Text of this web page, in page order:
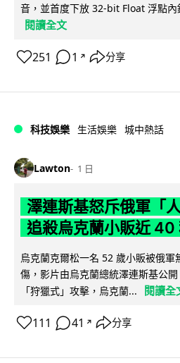
音，並首度下放 32-bit Float 浮點
閱讀全文
251 1 ↗ 分享
科技娛樂 生活娛樂 城中熱話
Lawton 1 日
澤連斯基怒斥俄軍「
追殺烏克蘭小販近 40
烏克蘭克爾松一名 52 歲小販被俄
傷，影片由烏克蘭總統澤連斯基公
「狩獵式」攻擊，烏克蘭...
閱讀全
111 41 ↗ 分享